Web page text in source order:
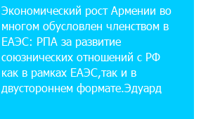
28-07-2026
ты упустил свой шанс уйти
Аршак Карапетян
28-07-2026
Центр продаж и обслуживания
по адресу ул. Шаумяна, 24/2
Экономический рост Армении во
многом обусловлен членством в
ЕАЭС: РПА за развитие
союзнических отношений с РФ
как в рамках ЕАЭС,так и в
двустороннем формате.Эдуард